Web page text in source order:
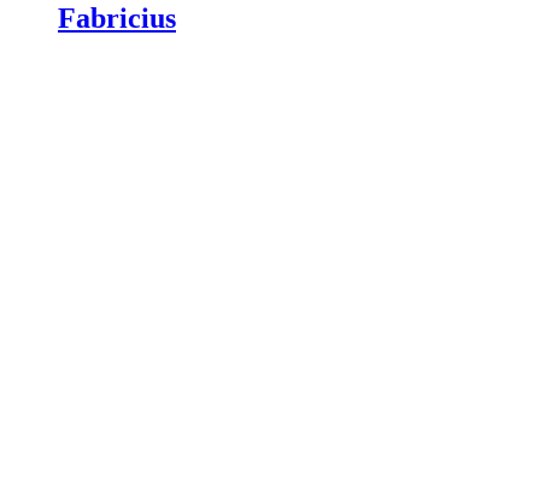
Fabricius